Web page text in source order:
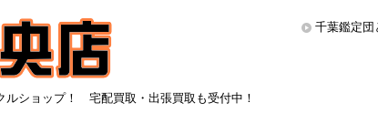
ルショップ！ 宅配買取・出張買取も受付中！
千葉鑑定団